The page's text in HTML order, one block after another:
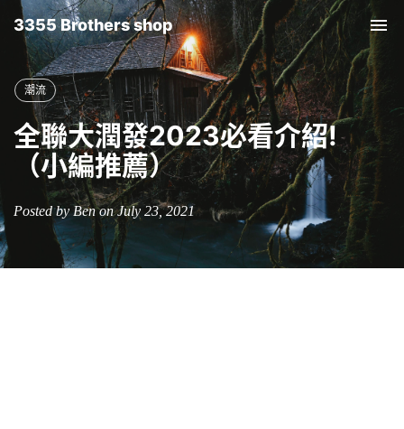
3355 Brothers shop
潮流
全聯大潤發2023必看介紹!
（小編推薦）
Posted by Ben on July 23, 2021